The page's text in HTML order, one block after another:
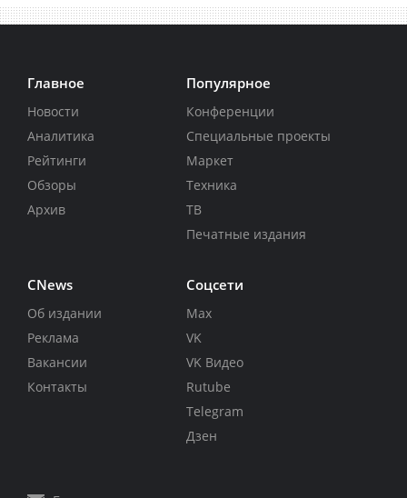
Главное
Новости
Аналитика
Рейтинги
Обзоры
Архив
Популярное
Конференции
Специальные проекты
Маркет
Техника
ТВ
Печатные издания
CNews
Об издании
Реклама
Вакансии
Контакты
Соцсети
Max
VK
VK Видео
Rutube
Telegram
Дзен